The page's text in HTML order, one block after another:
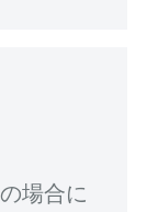
場合に